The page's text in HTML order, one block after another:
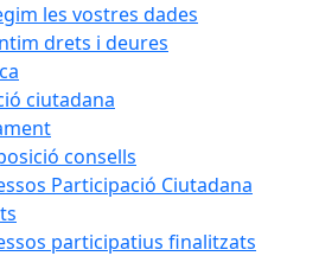
les vostres dades
drets i deures
ciutadana
consells
Participació Ciutadana
participatius finalitzats